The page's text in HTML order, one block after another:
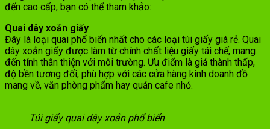
đến cao cấp, bạn có thể tham khảo:
Quai dây xoắn giấy
Đây là loại quai phổ biến nhất cho các loại túi giấy giá rẻ. Quai
dây xoắn giấy được làm từ chính chất liệu giấy tái chế, mang
đến tính thân thiện với môi trường. Ưu điểm là giá thành thấp,
độ bền tương đối, phù hợp với các cửa hàng kinh doanh đồ
mang về, văn phòng phẩm hay quán cafe nhỏ.
Túi giấy quai dây xoắn phổ biến